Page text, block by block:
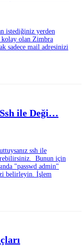
istediğiniz yerden
kolay olan Zimbra
sadece mail adresinizi
ile Deği…
ssh ile
Bunun için
"passwd admin"
belirleyin. İşlem